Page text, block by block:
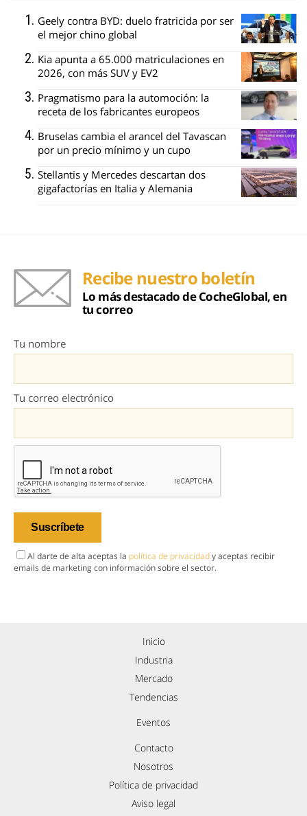
Geely contra BYD: duelo fratricida por ser
el mejor chino global
Kia apunta a 65.000 matriculaciones en
2026, con más SUV y EV2
Pragmatismo para la automoción: la
receta de los fabricantes europeos
Bruselas cambia el arancel del Tavascan
por un precio mínimo y un cupo
Stellantis y Mercedes descartan dos
gigafactorías en Italia y Alemania
Recibe nuestro boletín
Lo más destacado de CocheGlobal, en
tu correo
Tu nombre
Tu correo electrónico
Al darte de alta aceptas la política de privacidady aceptas recibir
emails de marketing con información sobre el sector.
Inicio
Industria
Mercado
Tendencias
Eventos
Contacto
Nosotros
Política de privacidad
Aviso legal